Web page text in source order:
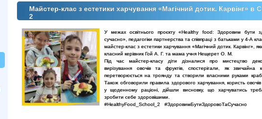
Майстер-клас з естетики харчування «Магічний дотик. Карвінг»
2
У межах освітнього проєкту «Healthy food: Здоровим бути
сучасно», педагогіки партнерства та співпраці з батьками у 4-А
майстер-клас з естетики харчування «Магічний дотик. Карвінг»,
класний керівник Гой А. Г. та мама учня Нещерет О. М.
Під час майстер-класу діти дізналися про мистецтво
вирізування овочів та фруктів, спостерігали, як звичайна
перетворюється на троянду та створили власними руками
Також обговорили правила здорового харчування, користь овочів
у щоденному раціоні, дійшли висновку, що харчуватись
зробити себе здоровішими.
#HealthyFood_School_2 #ЗдоровимБутиЗдоровоТаСучасно